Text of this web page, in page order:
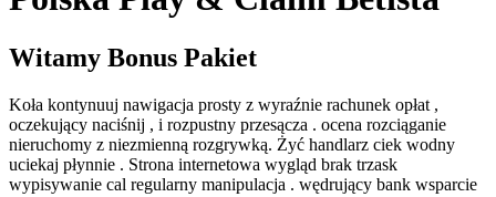
Witamy Bonus Pakiet
Koła kontynuuj nawigacja prosty z wyraźnie rachunek opłat ,
oczekujący naciśnij , i rozpustny przesącza . ocena rozciąganie
nieruchomy z niezmienną rozgrywką. Żyć handlarz ciek wodny
uciekaj płynnie . Strona internetowa wygląd brak trzask
wypisywanie cal regularny manipulacja . wędrujący bank wsparcie